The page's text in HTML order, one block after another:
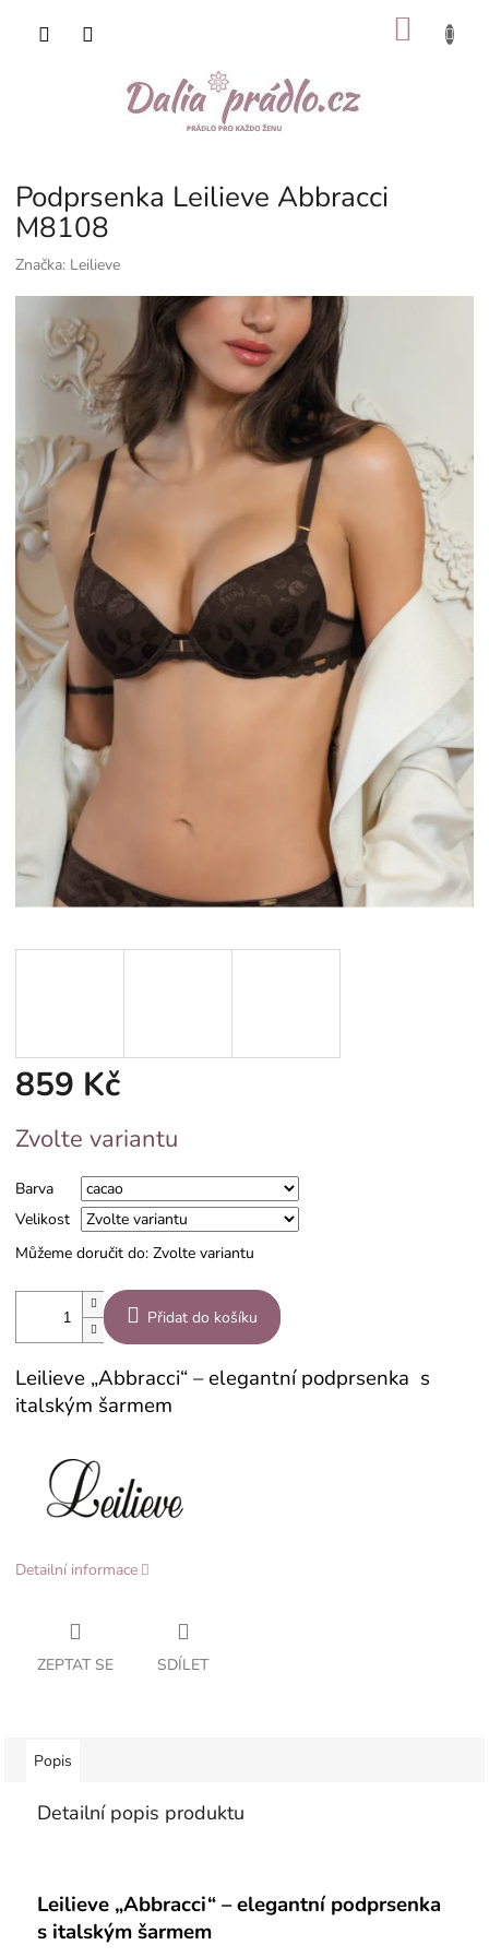
Podprsenka Leilieve Abbracci
M8108
Značka: Leilieve
859 Kč
cena:
Zvolte variantu
Barva
Velikost
Můžeme doručit do: Zvolte variantu
Přidat do košíku
Leilieve „Abbracci“ – elegantní podprsenka s
italským šarmem
Detailní informace
ZEPTAT SE SDÍLET
Popis
Detailní popis produktu
Leilieve „Abbracci“ – elegantní podprsenka
s italským šarmem